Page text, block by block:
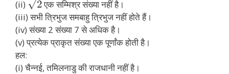
(ii) 2
√
एक सम्मिश्र संख्या नहीं है।
(iii) सभी त्रिभुज समबाहु त्रिभुज नहीं होते हैं।
(iv) संख्या 2 संख्या 7 से अधिक है।
(v) प्रत्येक प्राकृत संख्या एक पूर्णांक होती है।
हल:
(i) चैन्नई, तमिलनाडु की राजधानी नहीं है।